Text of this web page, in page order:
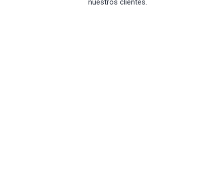
nuestros clientes.